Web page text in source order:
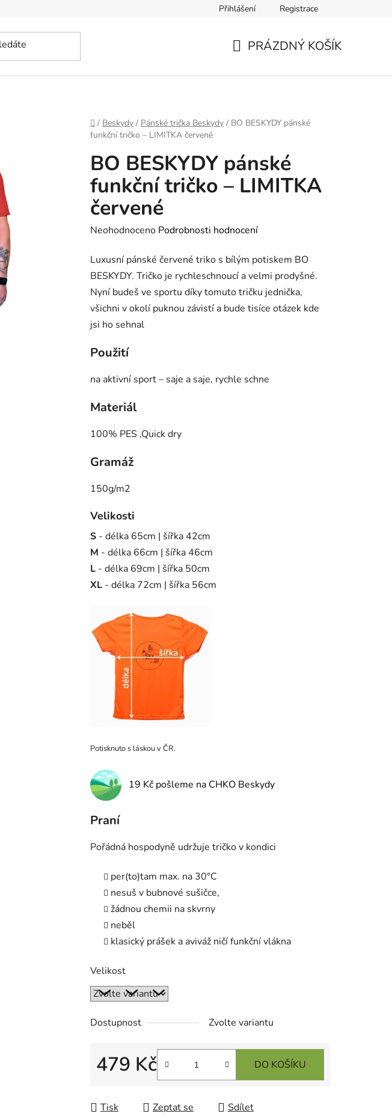
Přihlášení Registrace
PRÁZDNÝ KOŠÍK
Domů
/ Beskydy / Pánské trička Beskydy / BO BESKYDY pánské
funkční tričko – LIMITKA červené
BO BESKYDY pánské
funkční tričko – LIMITKA
červené
Průměrné
produktu
je
0,0
z
5
Neohodnoceno Podrobnosti hodnocení
Luxusní pánské červené triko s bílým potiskem BO
BESKYDY. Tričko je rychleschnoucí a velmi prodyšné.
Nyní budeš ve sportu díky tomuto tričku jednička,
všichni v okolí puknou závistí a bude tisíce otázek kde
jsi ho sehnal
Použití
na aktivní sport – saje a saje, rychle schne
Materiál
100% PES ,Quick dry
Gramáž
150g/m2
Velikosti
S - délka 65cm | šířka 42cm
M - délka 66cm | šířka 46cm
L - délka 69cm | šířka 50cm
XL - délka 72cm | šířka 56cm
Potisknuto s láskou v ČR.
19 Kč pošleme na CHKO Beskydy
Praní
Pořádná hospodyně udržuje tričko v kondici
per(to)tam max. na 30°C
nesuš v bubnové sušičce,
žádnou chemii na skvrny
neběl
klasický prášek a aviváž ničí funkční vlákna
Velikost
Dostupnost Zvolte variantu
479 Kč DO KOŠÍKU
Tisk Zeptat se Sdílet